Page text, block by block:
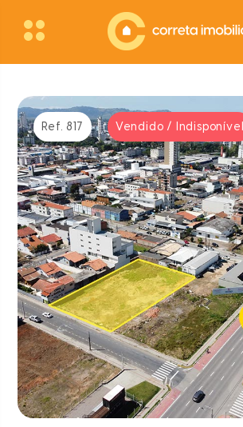
Ref. 817 Vendido / Indisponível